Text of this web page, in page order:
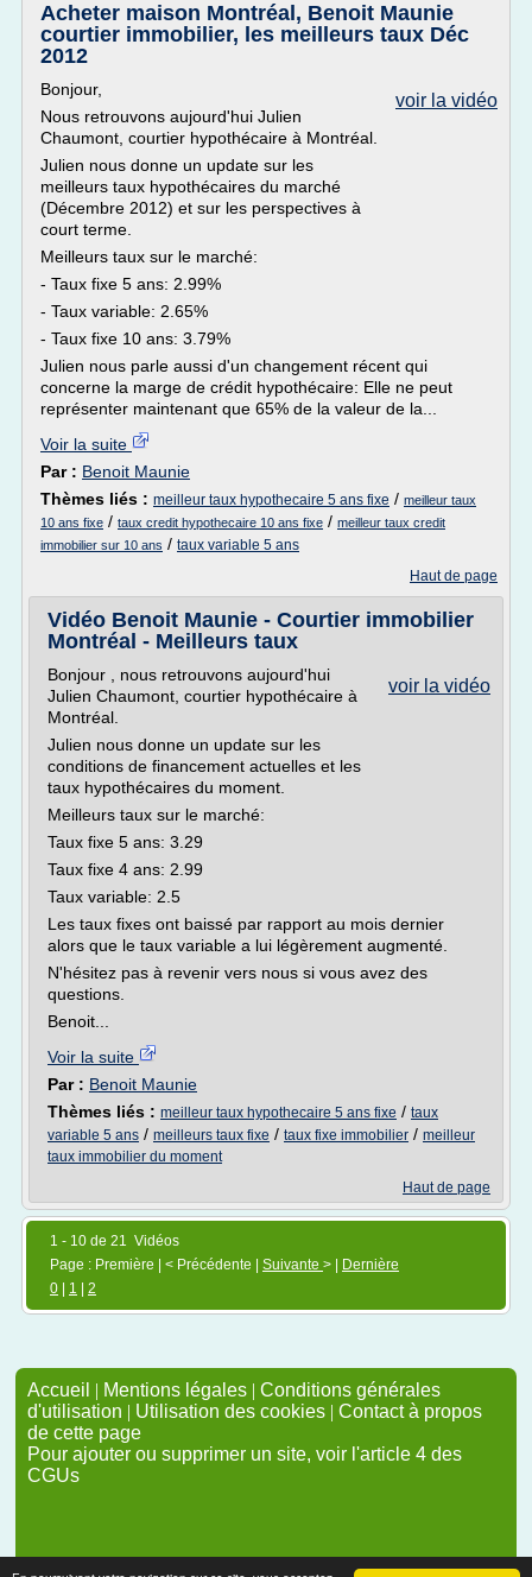
Acheter maison Montréal, Benoit Maunie
courtier immobilier, les meilleurs taux Déc
2012
voir la vidéo
Bonjour,
Nous retrouvons aujourd'hui Julien
Chaumont, courtier hypothécaire à Montréal.
Julien nous donne un update sur les
meilleurs taux hypothécaires du marché
(Décembre 2012) et sur les perspectives à
court terme.
Meilleurs taux sur le marché:
- Taux fixe 5 ans: 2.99%
- Taux variable: 2.65%
- Taux fixe 10 ans: 3.79%
Julien nous parle aussi d'un changement récent qui
concerne la marge de crédit hypothécaire: Elle ne peut
représenter maintenant que 65% de la valeur de la...
Voir la suite
Par : Benoit Maunie
Thèmes liés : meilleur taux hypothecaire 5 ans fixe / meilleur taux
10 ans fixe / taux credit hypothecaire 10 ans fixe / meilleur taux credit
immobilier sur 10 ans / taux variable 5 ans
Haut de page
Vidéo Benoit Maunie - Courtier immobilier
Montréal - Meilleurs taux
voir la vidéo
Bonjour , nous retrouvons aujourd'hui
Julien Chaumont, courtier hypothécaire à
Montréal.
Julien nous donne un update sur les
conditions de financement actuelles et les
taux hypothécaires du moment.
Meilleurs taux sur le marché:
Taux fixe 5 ans: 3.29
Taux fixe 4 ans: 2.99
Taux variable: 2.5
Les taux fixes ont baissé par rapport au mois dernier
alors que le taux variable a lui légèrement augmenté.
N'hésitez pas à revenir vers nous si vous avez des
questions.
Benoit...
Voir la suite
Par : Benoit Maunie
Thèmes liés : meilleur taux hypothecaire 5 ans fixe / taux
variable 5 ans / meilleurs taux fixe / taux fixe immobilier / meilleur
taux immobilier du moment
Haut de page
1 - 10 de 21 Vidéos
Page : Première | < Précédente | Suivante > |
Dernière
0
1 2
Accueil | Mentions légales | Conditions générales
d'utilisation | Utilisation des cookies | Contact à propos
de cette page
Pour ajouter ou supprimer un site, voir l'article 4 des
CGUs